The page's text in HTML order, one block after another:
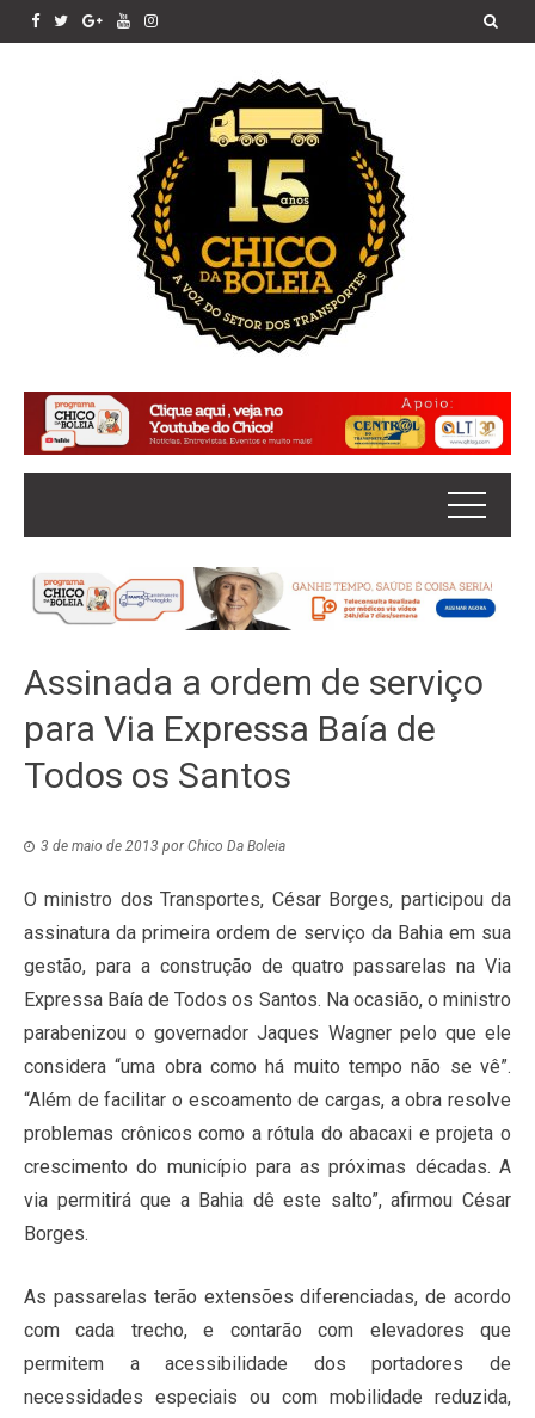
Assinada a ordem de serviço
para Via Expressa Baía de
Todos os Santos
3 de maio de 2013 porChico Da Boleia
O ministro dos Transportes, César Borges, participou da
assinatura da primeira ordem de serviço da Bahia em sua
gestão, para a construção de quatro passarelas na Via
Expressa Baía de Todos os Santos. Na ocasião, o ministro
parabenizou o governador Jaques Wagner pelo que ele
considera “uma obra como há muito tempo não se vê”.
“Além de facilitar o escoamento de cargas, a obra resolve
problemas crônicos como a rótula do abacaxi e projeta o
crescimento do município para as próximas décadas. A
via permitirá que a Bahia dê este salto”, afirmou César
Borges.
As passarelas terão extensões diferenciadas, de acordo
com cada trecho, e contarão com elevadores que
permitem a acessibilidade dos portadores de
necessidades especiais ou com mobilidade reduzida,